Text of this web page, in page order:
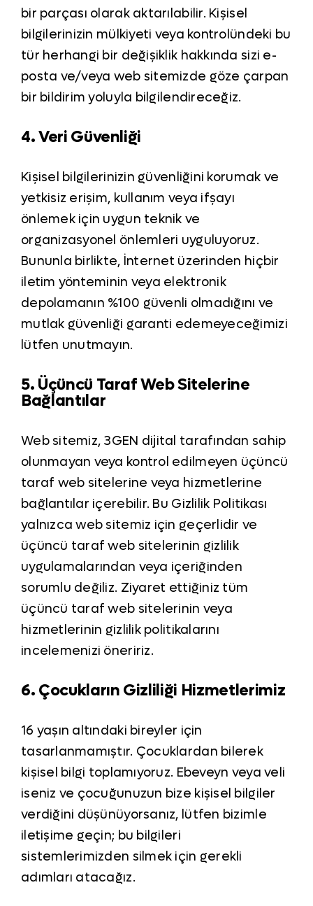
bir parçası olarak aktarılabilir. Kişisel
bilgilerinizin mülkiyeti veya kontrolündeki bu
tür herhangi bir değişiklik hakkında sizi e-
posta ve/veya web sitemizde göze çarpan
bir bildirim yoluyla bilgilendireceğiz.
4. Veri Güvenliği
Kişisel bilgilerinizin güvenliğini korumak ve
yetkisiz erişim, kullanım veya ifşayı
önlemek için uygun teknik ve
organizasyonel önlemleri uyguluyoruz.
Bununla birlikte, İnternet üzerinden hiçbir
iletim yönteminin veya elektronik
depolamanın %100 güvenli olmadığını ve
mutlak güvenliği garanti edemeyeceğimizi
lütfen unutmayın.
5. Üçüncü Taraf Web Sitelerine
Bağlantılar
Web sitemiz, 3GEN dijital tarafından sahip
olunmayan veya kontrol edilmeyen üçüncü
taraf web sitelerine veya hizmetlerine
bağlantılar içerebilir. Bu Gizlilik Politikası
yalnızca web sitemiz için geçerlidir ve
üçüncü taraf web sitelerinin gizlilik
uygulamalarından veya içeriğinden
sorumlu değiliz. Ziyaret ettiğiniz tüm
üçüncü taraf web sitelerinin veya
hizmetlerinin gizlilik politikalarını
incelemenizi öneririz.
6. Çocukların Gizliliği Hizmetlerimiz
16 yaşın altındaki bireyler için
tasarlanmamıştır. Çocuklardan bilerek
kişisel bilgi toplamıyoruz. Ebeveyn veya veli
iseniz ve çocuğunuzun bize kişisel bilgiler
verdiğini düşünüyorsanız, lütfen bizimle
iletişime geçin; bu bilgileri
sistemlerimizden silmek için gerekli
adımları atacağız.